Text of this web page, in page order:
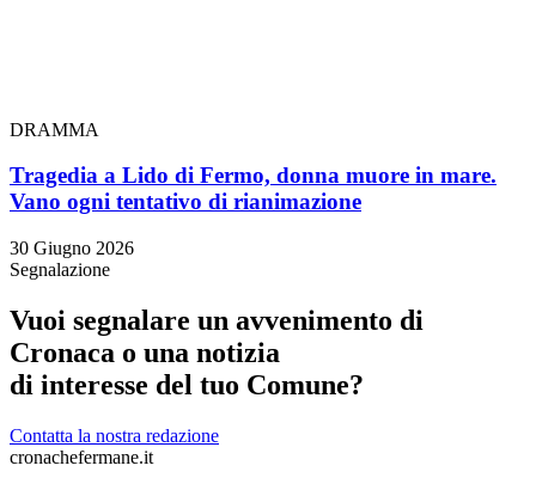
DRAMMA
Tragedia a Lido di Fermo, donna muore in mare.
Vano ogni tentativo di rianimazione
30 Giugno 2026
Segnalazione
Vuoi segnalare un avvenimento di
Cronaca o una notizia
di interesse del tuo Comune?
Contatta la nostra redazione
cronachefermane.it